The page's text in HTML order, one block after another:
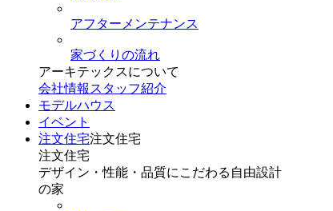
アフターメンテナンス
家づくりの流れ
アーキテックスについて
会社情報 スタッフ紹介
モデルハウス
イベント
注文住宅注文住宅
注文住宅
デザイン・性能・品質にこだわる自由設計
の家